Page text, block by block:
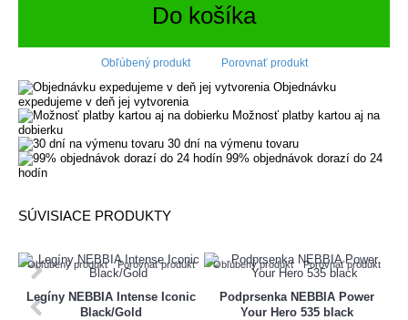
Do košíka
Obľúbený produkt Porovnať produkt
Objednávku
expedujeme v deň jej vytvorenia
Možnosť platby kartou aj na
dobierku
30 dní na výmenu tovaru
99% objednávok dorazí do 24
hodín
SÚVISIACE PRODUKTY
Obľúbený produkt Porovnať produkt
Legíny NEBBIA Intense Iconic
Black/Gold
Obľúbený produkt Porovnať produkt
Podprsenka NEBBIA Power
Your Hero 535 black